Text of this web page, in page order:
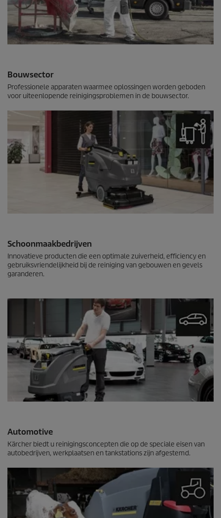
Bouwsector
Professionele apparaten waarmee oplossingen worden geboden
voor uiteenlopende reinigingsproblemen in de bouwsector.
Schoonmaakbedrijven
Innovatieve producten die een optimale zuiverheid, efficiency en
gebruiksvriendelijkheid bij de reiniging van gebouwen en gevels
garanderen.
Automotive
Kärcher biedt u reinigingsconcepten die op de speciale eisen van
autobedrijven, werkplaatsen en tankstations zijn afgestemd.